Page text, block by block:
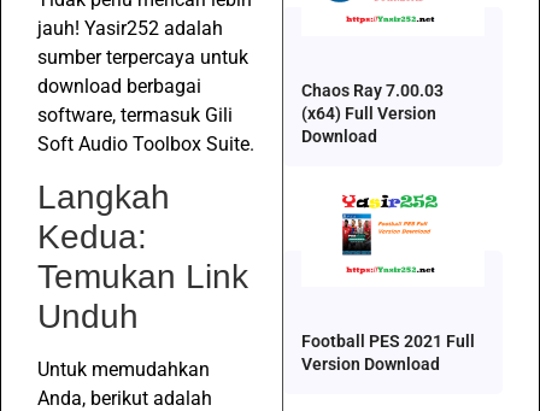
jauh! Yasir252 adalah
sumber terpercaya untuk
download berbagai
software, termasuk Gili
Soft Audio Toolbox Suite.
Langkah
Kedua:
Temukan Link
Unduh
Untuk memudahkan
Anda, berikut adalah
Chaos Ray 7.00.03
(x64) Full Version
Download
Football PES 2021 Full
Version Download